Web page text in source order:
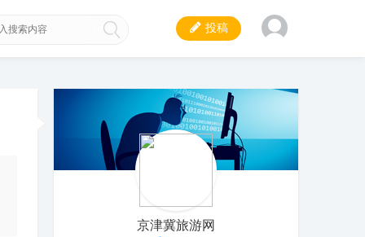
投稿
京津冀旅游网